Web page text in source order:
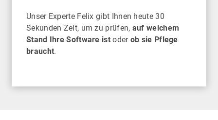
Unser Experte Felix gibt Ihnen heute 30
Sekunden Zeit, um zu prüfen, auf welchem
Stand Ihre Software ist oder ob sie Pflege
braucht.